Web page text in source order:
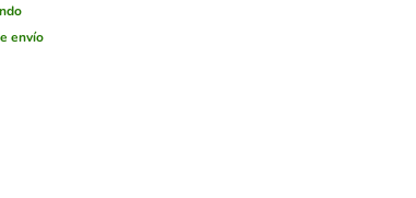
envío